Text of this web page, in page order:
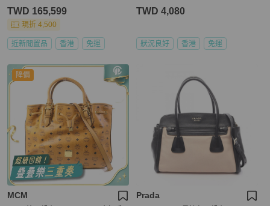
TWD 165,599
現折 4,500
近新閒置品 香港 免運
TWD 4,080
狀況良好 香港 免運
降價
MCM Prada